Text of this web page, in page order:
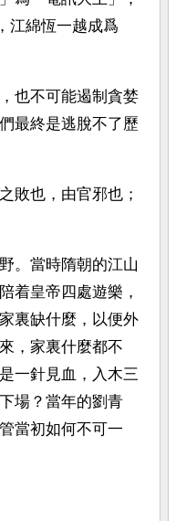
江綿恆一越成爲
也不可能遏制貪婪
最終是逃脫不了歷
敗也，由官邪也；
。當時隋朝的江山
着皇帝四處遊樂，
裏缺什麼，以便外
，家裏什麼都不
一針見血，入木三
場？當年的劉青
當初如何不可一